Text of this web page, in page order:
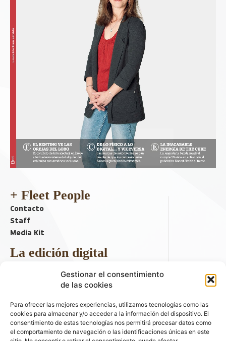
Gestionar el consentimiento
de las cookies
Para ofrecer las mejores experiencias, utilizamos tecnologías como las
cookies para almacenar y/o acceder a la información del dispositivo. El
consentimiento de estas tecnologías nos permitirá procesar datos como
el comportamiento de navegación o las identificaciones únicas en este
+ Fleet People
Contacto
Staff
Media Kit
La edición digital
Descargar último ejemplar
ir a hemeroteca
+ Contenido en redes sociales